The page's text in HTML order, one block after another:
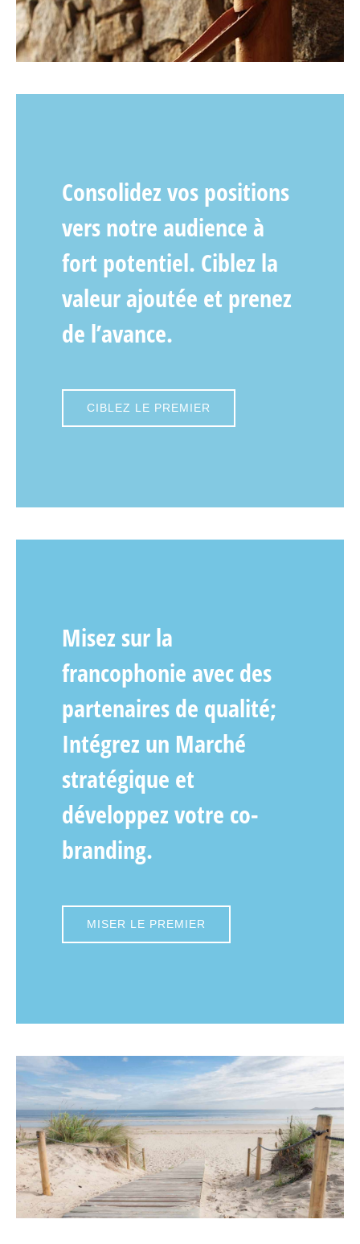
Consolidez vos positions
vers notre audience à
fort potentiel. Ciblez la
valeur ajoutée et prenez
de l’avance.
CIBLEZ LE PREMIER
Misez sur la
francophonie avec des
partenaires de qualité;
Intégrez un Marché
stratégique et
développez votre co-
branding.
MISER LE PREMIER